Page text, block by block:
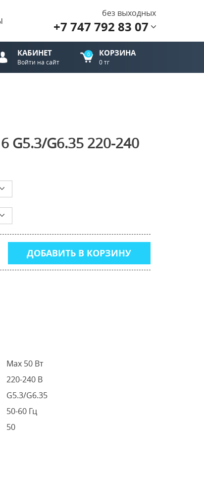
без выходных
+7 747 792 83 07
КАБИНЕТ
Войти на сайт
КОРЗИНА
0 тг
0
G5.3/G6.35 220-240
ДОБАВИТЬ В КОРЗИНУ
Max 50 Вт
220-240 В
G5.3/G6.35
50-60 Гц
50